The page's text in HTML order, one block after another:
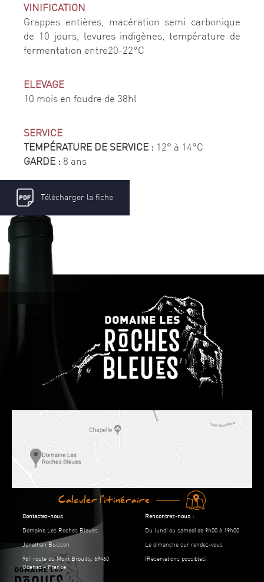
VINIFICATION
Grappes entières, macération semi carbonique
de 10 jours, levures indigènes, température de
fermentation entre20-22°C
ELEVAGE
10 mois en foudre de 38hl
SERVICE
TEMPÉRATURE DE SERVICE : 12° à 14°C
GARDE : 8 ans
Télécharger la fiche
Calculer l’itinéraire
Contactez-nous
Domaine Les Roches Bleues
Jonathan Buisson
961 route du Mont Brouilly, 69460
Odenas - France
Rencontrez-nous :
Du lundi au samedi de 9h00 à 19h00
Le dimanche sur rendez-vous
(Réservations possibles)